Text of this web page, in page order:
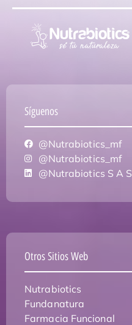
Síguenos
@Nutrabiotics_mf
@Nutrabiotics_mf
@Nutrabiotics S A S
Otros Sitios Web
Nutrabiotics
Fundanatura
Farmacia Funcional